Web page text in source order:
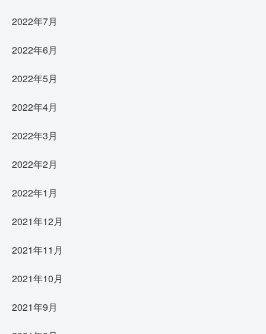
2022年7月
2022年6月
2022年5月
2022年4月
2022年3月
2022年2月
2022年1月
2021年12月
2021年11月
2021年10月
2021年9月